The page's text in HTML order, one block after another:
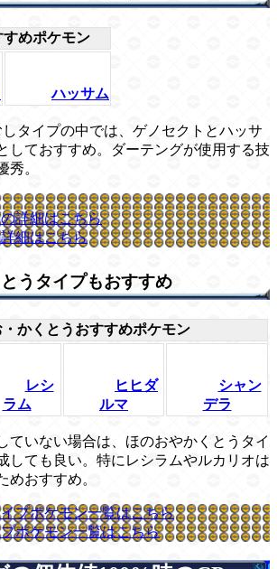
めポケモン
ハッサム
タイプの中では、ゲノセクトとハッサ
しておすすめ。ダーテングが使用する技
秀。
詳細はこちら
細はこちら
うタイプもおすすめ
・かくとうおすすめポケモン
レシ
ラム
ヒヒダ
ルマ
シャン
デラ
ていない場合は、ほのおやかくとうタイ
しても良い。特にレシラムやルカリオは
めおすすめ。
プポケモン一覧はこちら
ポケモン一覧はこちら